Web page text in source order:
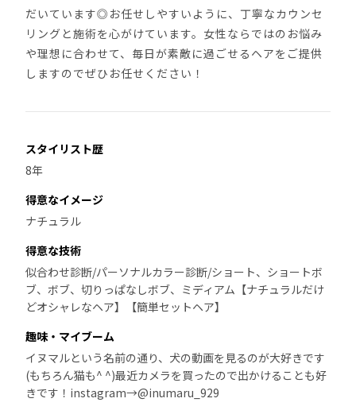
だいています◎お任せしやすいように、丁寧なカウンセ
リングと施術を心がけています。女性ならではのお悩み
や理想に合わせて、毎日が素敵に過ごせるヘアをご提供
しますのでぜひお任せください！
スタイリスト歴
8年
得意なイメージ
ナチュラル
得意な技術
似合わせ診断/パーソナルカラー診断/ショート、ショートボ
ブ、ボブ、切りっぱなしボブ、ミディアム【ナチュラルだけ
どオシャレなヘア】【簡単セットヘア】
趣味・マイブーム
イヌマルという名前の通り、犬の動画を見るのが大好きです
(もちろん猫も^ ^)最近カメラを買ったので出かけることも好
きです！instagram→@inumaru_929